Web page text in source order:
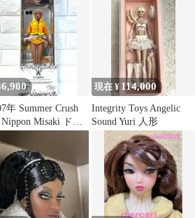
年 Summer Crush
Nippon Misaki ドー
現在 ¥ 114,000
Integrity Toys Angelic
Sound Yuri 人形